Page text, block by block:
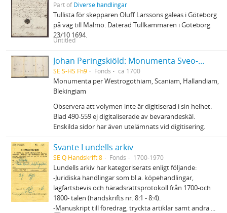
Part ofDiverse handlingar
Tullista för skepparen Oluff Larssons galeas i Göteborg
på väg till Malmö. Daterad Tullkammaren i Göteborg
23/10 1694.
Untitled
Johan Peringskiöld: Monumenta Sveo-Gothorum
SE S-HS Fh9 Fonds ca 1700
Monumenta per Westrogothiam, Scaniam, Hallandiam,
Blekingiam
Observera att volymen inte är digitiserad i sin helhet.
Blad 490-559 ej digitaliserade av bevarandeskäl.
Enskilda sidor har även utelämnats vid digitisering.
Svante Lundells arkiv
SE Q Handskrift 8 Fonds 1700-1970
Lundells arkiv har kategoriserats enligt följande:
-Juridiska handlingar som bl.a. köpehandlingar,
lagfartsbevis och häradsrättsprotokoll från 1700-och
1800- talen (handskrifts nr. 8:1 - 8:4).
-Manuskript till föredrag, tryckta artiklar samt andra ...